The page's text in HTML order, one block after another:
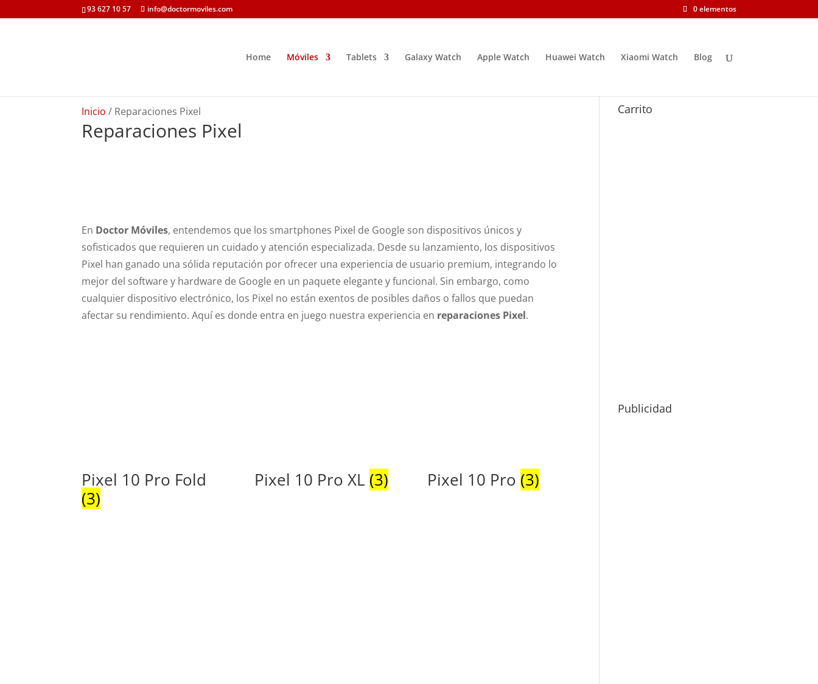
93 627 10 57 info@doctormoviles.com 0 elementos
Home Móviles Tablets Galaxy Watch Apple Watch Huawei Watch Xiaomi Watch Blog
Inicio / Reparaciones Pixel
Reparaciones Pixel
En Doctor Móviles, entendemos que los smartphones Pixel de Google son dispositivos únicos y
sofisticados que requieren un cuidado y atención especializada. Desde su lanzamiento, los dispositivos
Pixel han ganado una sólida reputación por ofrecer una experiencia de usuario premium, integrando lo
mejor del software y hardware de Google en un paquete elegante y funcional. Sin embargo, como
cualquier dispositivo electrónico, los Pixel no están exentos de posibles daños o fallos que puedan
afectar su rendimiento. Aquí es donde entra en juego nuestra experiencia en reparaciones Pixel.
Pixel 10 Pro Fold
(3)
Pixel 10 Pro XL (3) Pixel 10 Pro (3)
Carrito
Publicidad